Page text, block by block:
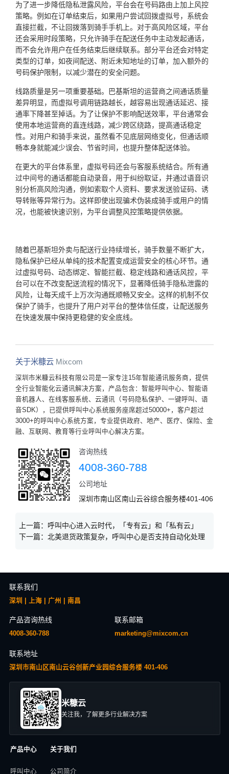
为了进一步降低隐私泄露风险，平台会在号码路由上加上风控
策略。例如在订单结束后，如果用户尝试回拨虚拟号，系统会
直接拦截，不让回拨落到骑手手机上。对于高风险区域，平台
还会采用时段策略，只允许骑手在配送任务中主动发起通话，
而不会允许用户在任务结束后继续联系。部分平台还会对特定
类型的订单，如夜间配送、附近未知地址的订单，加入额外的
号码保护限制，以减少潜在的安全问题。
线路质量是另一项重要基础。巴基斯坦的运营商之间通话质量
差异明显，而虚拟号调用链路越长，越容易出现通话延迟、接
通率下降甚至掉话。为了让保护不影响配送效率，平台通常会
使用本地运营商的直连线路，减少跨区绕路，提高通话稳定
性。对用户和骑手来说，虽然看不见底层网络变化，但通话顺
畅本身就能减少误会、节省时间，也提升整体配送体验。
在更大的平台体系里，虚拟号码还会与客服系统结合。所有通
过中间号的通话都能自动录音，用于纠纷取证，并通过语音识
别分析高风险沟通，例如索取个人资料、要求发送验证码、诱
导转账等异常行为。这样即使出现骗术伪装成骑手或用户的情
况，也能被快速识别，为平台调整风控策略提供依据。
随着巴基斯坦外卖与配送行业持续增长，骑手数量不断扩大，
隐私保护已经从单纯的技术配置变成运营安全的核心环节。通
过虚拟号码、动态绑定、智能拦截、稳定线路和通话风控，平
台可以在不改变配送流程的情况下，显著降低骑手隐私泄露的
风险，让每天成千上万次沟通既顺畅又安全。这样的机制不仅
保护了骑手，也提升了用户对平台的整体信任度，让配送服务
在快速发展中保持更稳健的安全底线。
关于米糠云 Mixcom
深圳市米糠云科技有限公司是一家专注15年智能通讯服务商，提供
全行业智能化云通讯解决方案，产品包含：智能呼叫中心、智能语
音机器人、在线客服系统、云通讯（号码隐私保护、一键呼叫、语
音SDK），已提供呼叫中心系统服务座席超过50000+，客户超过
3000+的呼叫中心系统方案，专业提供政府、地产、医疗、保险、金
融、互联网、教育等行业呼叫中心解决方案。
咨询热线
4008-360-788
公司地址
深圳市南山区南山云谷综合服务楼401-406
上一篇： 呼叫中心进入云时代，「专有云」和「私有云」
下一篇： 北美退货政策复杂，呼叫中心是否支持自动化处理
联系我们
深圳 | 上海 | 广州 | 南昌
产品咨询热线
4008-360-788
联系邮箱
marketing@mixcom.cn
联系地址
深圳市南山区南山云谷创新产业园综合服务楼 401-406
米糠云
关注我，了解更多行业解决方案
产品中心
呼叫中心
关于我们
公司简介